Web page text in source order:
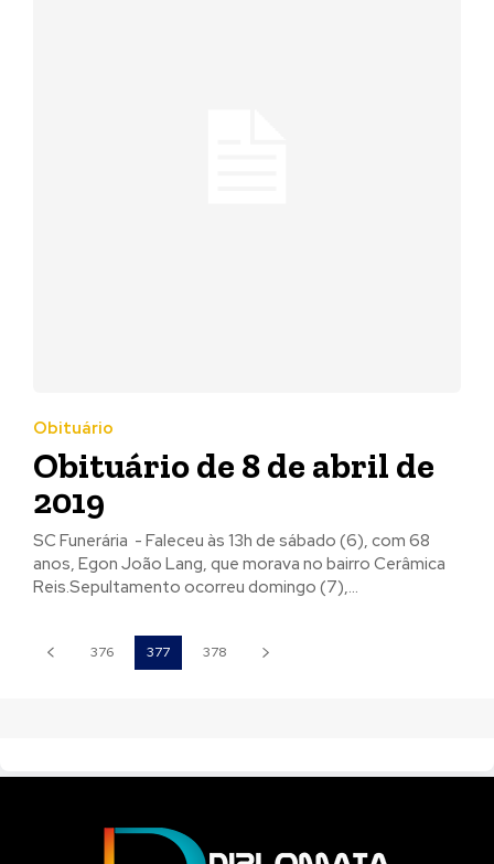
Obituário
Obituário de 8 de abril de
2019
SC Funerária - Faleceu às 13h de sábado (6), com 68
anos, Egon João Lang, que morava no bairro Cerâmica
Reis.Sepultamento ocorreu domingo (7),...
376 377 378